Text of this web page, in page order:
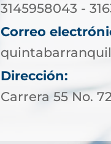
3145958043 -
Correo
Dirección:
Carrera 55 No.